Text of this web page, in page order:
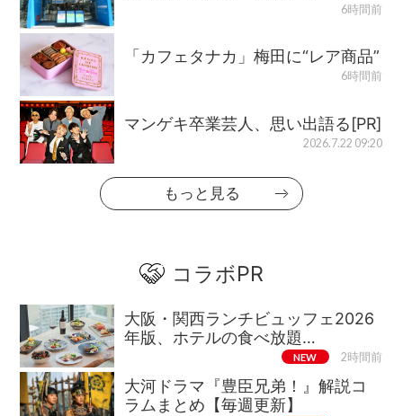
6時間前
「カフェタナカ」梅田に“レア商品”
6時間前
マンゲキ卒業芸人、思い出語る[PR]
2026.7.22 09:20
もっと見る
コラボPR
大阪・関西ランチビュッフェ2026
年版、ホテルの食べ放題…
NEW 2時間前
大河ドラマ『豊臣兄弟！』解説コ
ラムまとめ【毎週更新】